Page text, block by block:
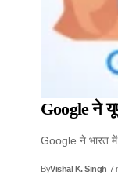
Google ने
Google ने भारत में
ByVishal K. Singh 7